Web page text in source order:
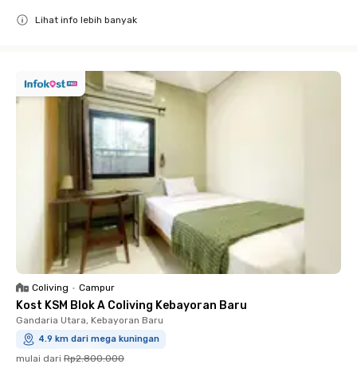
Lihat info lebih banyak
Coliving • Campur
Kost KSM Blok A Coliving Kebayoran Baru
Gandaria Utara, Kebayoran Baru
4.9 km dari mega kuningan
mulai dari Rp2.800.000